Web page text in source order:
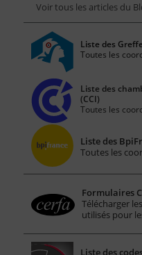
Voir tous les articles du
Liste des
Toutes les
Liste des
(CCI)
Toutes les
Liste des
Toutes les
Formulaires
Télécharger
utilisés pour
Liste des